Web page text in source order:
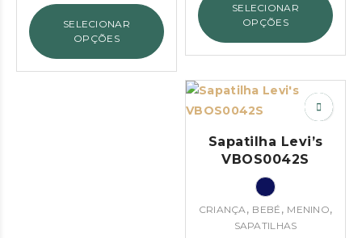
€29.90.
é:
€20.00.
SELECIONAR
OPÇÕES
SELECIONAR
OPÇÕES
Sapatilha Levi’s
VBOS0042S
CRIANÇA, BEBÉ , MENINO,
SAPATILHAS